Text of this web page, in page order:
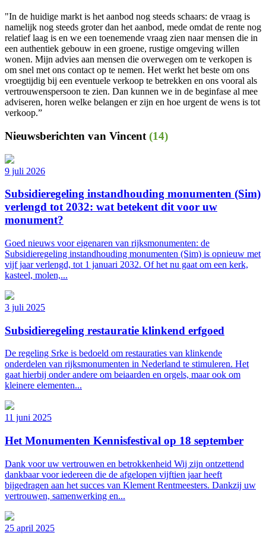
"In de huidige markt is het aanbod nog steeds schaars: de vraag is
namelijk nog steeds groter dan het aanbod, mede omdat de rente nog
relatief laag is en we een toenemende vraag zien naar mensen die in
een authentiek gebouw in een groene, rustige omgeving willen
wonen. Mijn advies aan mensen die overwegen om te verkopen is
om snel met ons contact op te nemen. Het werkt het beste om ons
vroegtijdig bij een eventuele verkoop te betrekken en ons vooral als
vertrouwenspersoon te zien. Dan kunnen we in de beginfase al mee
adviseren, horen welke belangen er zijn en hoe urgent de wens is tot
verkoop.”
Nieuwsberichten van Vincent (14)
9 juli 2026
Subsidieregeling instandhouding monumenten (Sim)
verlengd tot 2032: wat betekent dit voor uw
monument?
Goed nieuws voor eigenaren van rijksmonumenten: de
Subsidieregeling instandhouding monumenten (Sim) is opnieuw met
vijf jaar verlengd, tot 1 januari 2032. Of het nu gaat om een kerk,
kasteel, molen,...
3 juli 2025
Subsidieregeling restauratie klinkend erfgoed
De regeling Srke is bedoeld om restauraties van klinkende
onderdelen van rijksmonumenten in Nederland te stimuleren. Het
gaat hierbij onder andere om beiaarden en orgels, maar ook om
kleinere elementen...
11 juni 2025
Het Monumenten Kennisfestival op 18 september
Dank voor uw vertrouwen en betrokkenheid Wij zijn ontzettend
dankbaar voor iedereen die de afgelopen vijftien jaar heeft
bijgedragen aan het succes van Klement Rentmeesters. Dankzij uw
vertrouwen, samenwerking en...
25 april 2025